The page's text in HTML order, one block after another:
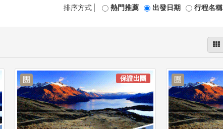
排序方式│ 熱門推薦 出發日期 行程名稱
團 保證出團 團